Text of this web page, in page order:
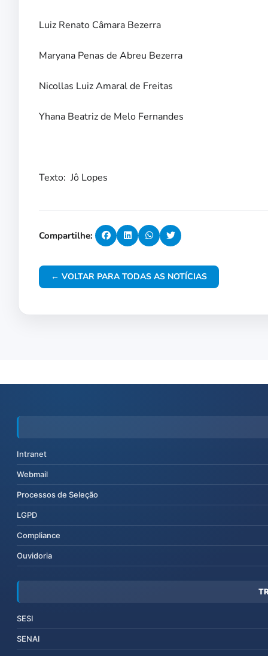
Luiz Renato Câmara Bezerra
Maryana Penas de Abreu Bezerra
Nicollas Luiz Amaral de Freitas
Yhana Beatriz de Melo Fernandes
Texto: Jô Lopes
Compartilhe:
← VOLTAR PARA TODAS AS NOTÍCIAS
Intranet
Webmail
Processos de Seleção
LGPD
Compliance
Ouvidoria
SESI
SENAI